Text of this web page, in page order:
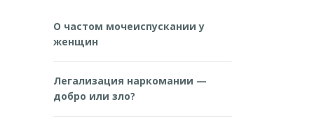
О частом мочеиспускании у
женщин
Легализация наркомании —
добро или зло?